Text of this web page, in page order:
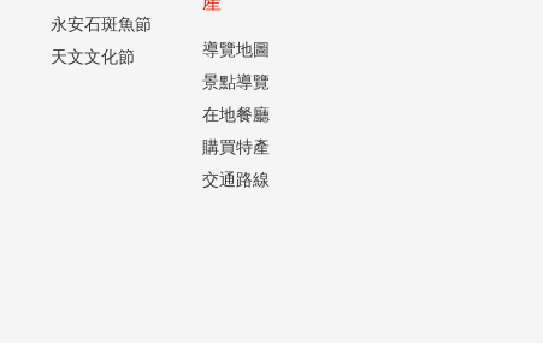
永安石斑魚節
天文文化節
導覽地圖
景點導覽
在地餐廳
購買特產
交通路線